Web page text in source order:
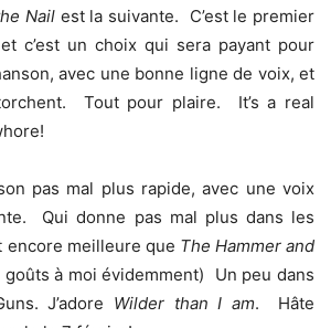
Nailest la suivante. C’est le premier
c’est un choix qui sera payant pour
avec une bonne ligne de voix, et
Tout pour plaire. It’s a real
pas mal plus rapide, avec une voix
Qui donne pas mal plus dans les
meilleure que The Hammer and
à moi évidemment) Un peu dans
J’adore Wilder than I am. Hâte